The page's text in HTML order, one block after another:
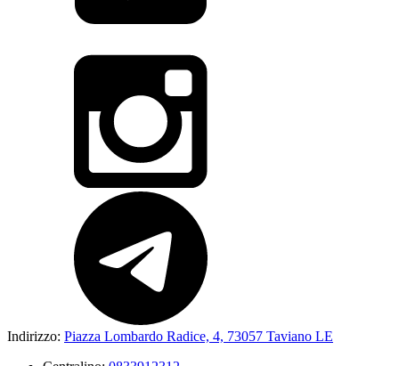
Indirizzo: Piazza Lombardo Radice, 4, 73057 Taviano LE